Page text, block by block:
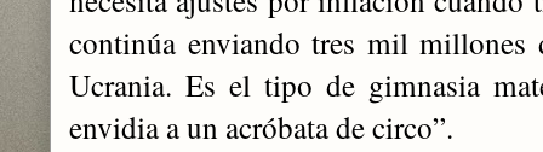
continúa enviando tres mil millones
Ucrania. Es el tipo de gimnasia
envidia a un acróbata de circo”.